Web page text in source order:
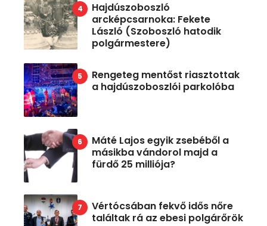
Hajdúszoboszló
arcképcsarnoka: Fekete
László (Szoboszló hatodik
polgármestere)
Rengeteg mentőst riasztottak
a hajdúszoboszlói parkolóba
Máté Lajos egyik zsebéből a
másikba vándorol majd a
fürdő 25 milliója?
Vértócsában fekvő idős nőre
találtak rá az ebesi polgárőrök